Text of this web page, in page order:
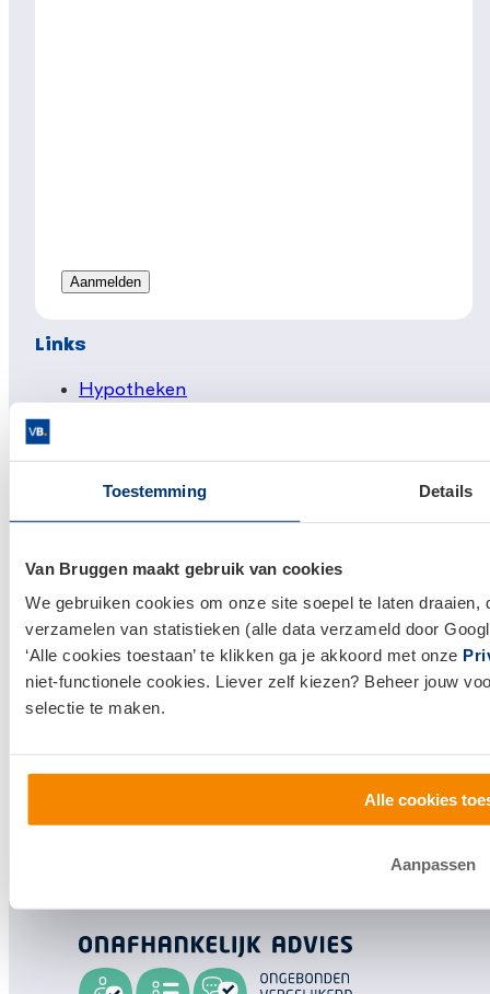
Toestemming Details
Van Bruggen maakt gebruik van cookies
We gebruiken cookies om onze site soepel te laten
verzamelen van statistieken (alle data verzameld door
‘Alle cookies toestaan’ te klikken ga je akkoord met onze
niet-functionele cookies. Liever zelf kiezen? Beheer jouw
selectie te maken.
Alle cookies
Aanpassen
Links
Hypotheken
Actuele hypotheekrentes
Financieel Advies
Makelaardij
Huis kopen
Huis verkopen
Klantenservice en contact
0800 1600